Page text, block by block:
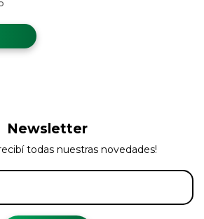
Newsletter
todas nuestras novedades!